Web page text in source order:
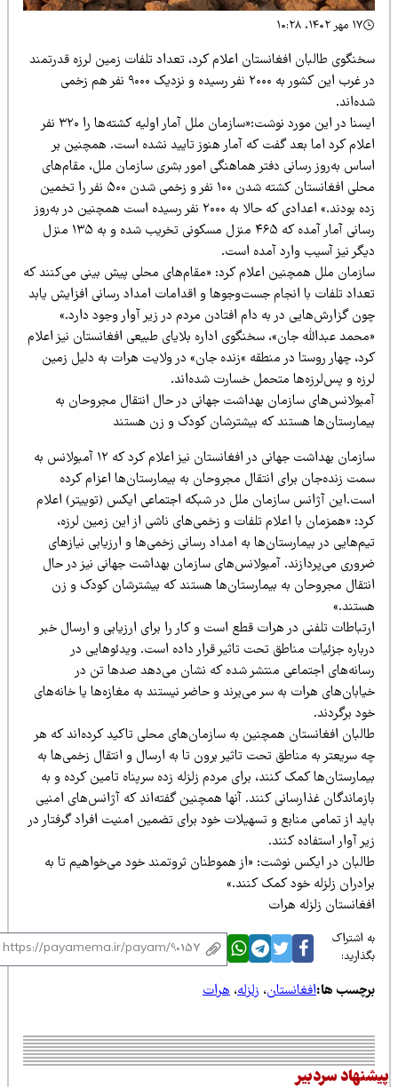
طالبان افغانستان اعلام کرد، تعداد تلفات زمین لرزه قدرتمند
در غرب این کشور به ۲۰۰۰ نفر رسیده و نزدیک ۹۰۰۰ نفر هم زخمی
ایسنا در این مورد نوشت:«سازمان ملل آمار اولیه کشته‌ها را ۳۲۰ نفر
کرد اما بعد گفت که آمار هنوز تایید نشده است. همچنین بر
به‌روز رسانی دفتر هماهنگی امور بشری سازمان ملل، مقام‌های
محلی افغانستان کشته شدن ۱۰۰ نفر و زخمی شدن ۵۰۰ نفر را تخمین
زده بودند.» اعدادی که حالا به ۲۰۰۰ نفر رسیده است همچنین در به‌روز
رسانی آمار آمده که ۴۶۵ منزل مسکونی تخریب شده و به ۱۳۵ منزل
نیز آسیب وارد آمده است.
ملل همچنین اعلام کرد: «مقام‌های محلی پیش بینی می‌کنند که
تلفات با انجام جست‌وجوها و اقدامات امداد رسانی افزایش یابد
گزارش‌هایی در به دام افتادن مردم در زیر آوار وجود دارد.»
عبدالله جان»، سخنگوی اداره بلایای طبیعی افغانستان نیز اعلام
چهار روستا در منطقه »زنده جان» در ولایت هرات به دلیل زمین
و پس‌لرزه‌ها متحمل خسارت شده‌اند.
سازمان بهداشت جهانی در حال انتقال مجروحان به
هستند که بیشترشان کودک و زن هستند
سازمان بهداشت جهانی در افغانستان نیز اعلام کرد که ۱۲ آمبولانس به
زنده‌جان برای انتقال مجروحان به بیمارستان‌ها اعزام کرده
آژانس سازمان ملل در شبکه اجتماعی ایکس (توییتر) اعلام
«همزمان با اعلام تلفات و زخمی‌های ناشی از این زمین لرزه،
در بیمارستان‌ها به امداد رسانی زخمی‌ها و ارزیابی نیازهای
می‌پردازند. آمبولانس‌های سازمان بهداشت جهانی نیز در حال
مجروحان به بیمارستان‌ها هستند که بیشترشان کودک و زن
تلفنی در هرات قطع است و کار را برای ارزیابی و ارسال خبر
جزئیات مناطق تحت تاثیر قرار داده است. ویدئوهایی در
اجتماعی منتشر شده که نشان می‌دهد صدها تن در
هرات به سر می‌برند و حاضر نیستند به مغازه‌ها یا خانه‌های
برگردند.
افغانستان همچنین به سازمان‌های محلی تاکید کرده‌اند که هر
سریعتر به مناطق تحت تاثیر برون تا به ارسال و انتقال زخمی‌ها به
کمک کنند، برای مردم زلزله زده سرپناه تامین کرده و به
غذارسانی کنند. آنها همچنین گفته‌اند که آژانس‌های امنیی
از تمامی منابع و تسهیلات خود برای تضمین امنیت افراد گرفتار در
آوار استفاده کنند.
در ایکس نوشت: «از هموطنان ثروتمند خود می‌خواهیم تا به
زلزله خود کمک کنند.»
زلزله هرات
اشتراک
ها:افغانستان،زلزله، هرات
سردبیر